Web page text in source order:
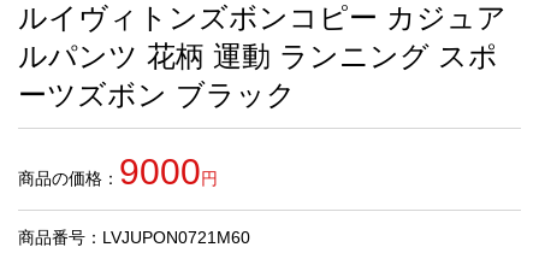
お
す
商
人
ルイヴィトンズボンコピー カジュア
ルパンツ 花柄 運動 ランニング スポ
ーツズボン ブラック
商品の価格： 9000円
商品番号：LVJUPON0721M60